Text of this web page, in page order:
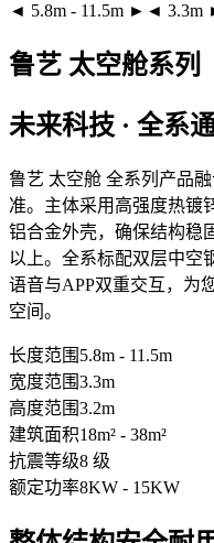
◄ 5.8m - 11.5m ► ◄ 3.3m
鲁艺 太空舱系列
未来科技 · 全系
鲁艺 太空舱 全系列产品
准。主体采用 高强度热镀
铝合金外壳，确保结构稳
以上。全系标配双层中空
语音与APP双重交互，为
空间。
长度范围 5.8m - 11.5m
宽度范围3.3m
高度范围3.2m
建筑面积18m² - 38m²
抗震等级8 级
额定功率8KW - 15KW